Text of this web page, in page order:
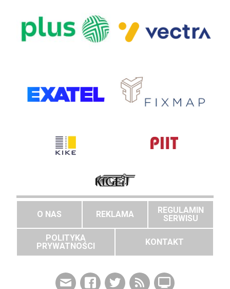
O NAS REKLAMA
REGULAMIN
SERWISU
POLITYKA
PRYWATNOŚCI
KONTAKT